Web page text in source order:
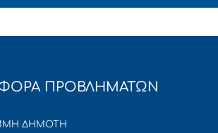
ΠΡΟΒΛΗΜΑΤΩΝ
ΔΗΜΟΤΗ